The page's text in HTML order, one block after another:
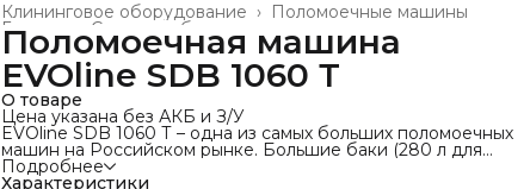
Поломоечные машины
Клининговое оборудование ›
Силовое оборудование и техника
Главная
Поломоечная машина
EVOline SDB 1060 Т
О товаре
Цена указана без АКБ и З/У
EVOline SDB 1060 Т – одна из самых больших поломоечных
машин на Российском рынке. Большие баки (280 л для
чистой воды и 300 л для грязной воды) и ширина уборки
более 1 метра позволяют производить уборку самых
Подробнее
Характеристики